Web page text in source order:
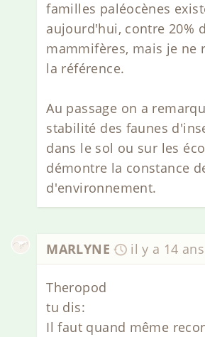
familles paléocènes
aujourd'hui, contre 20%
mammifères, mais je ne
la référence.
Au passage on a
stabilité des faunes
dans le sol ou sur les
démontre la constance
d'environnement.
MARLYNE il y a 14 ans
Theropod
tu dis:
Il faut quand même